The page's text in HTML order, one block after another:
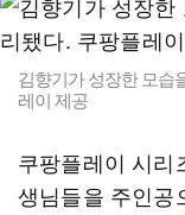
김향기가 성장한 모습
레이 제공
쿠팡플레이 시리
생님들을 주인공